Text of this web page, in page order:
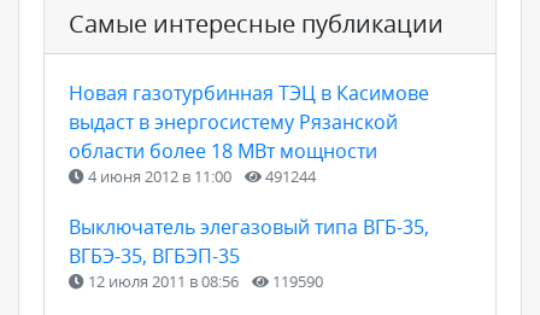
Самые интересные публикации
Новая газотурбинная ТЭЦ в Касимове
выдаст в энергосистему Рязанской
области более 18 МВт мощности
4 июня 2012 в 11:00 491244
Выключатель элегазовый типа ВГБ-35,
ВГБЭ-35, ВГБЭП-35
12 июля 2011 в 08:56 119590